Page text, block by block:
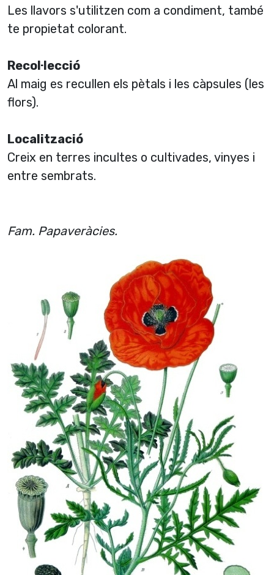
Les llavors s'utilitzen com a condiment, també
te propietat colorant.
Recol·lecció
Al maig es recullen els pètals i les càpsules (les
flors).
Localització
Creix en terres incultes o cultivades, vinyes i
entre sembrats.
Fam. Papaveràcies.